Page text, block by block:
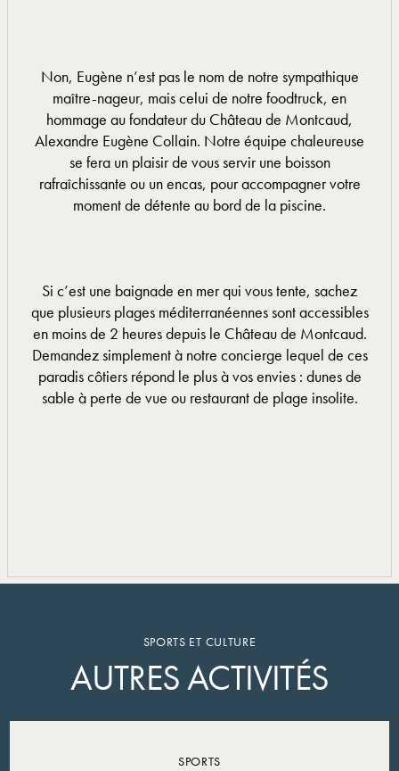
Non, Eugène n’est pas le nom de notre sympathique
maître-nageur, mais celui de notre foodtruck, en
hommage au fondateur du Château de Montcaud,
Alexandre Eugène Collain. Notre équipe chaleureuse
se fera un plaisir de vous servir une boisson
rafraîchissante ou un encas, pour accompagner votre
moment de détente au bord de la piscine.
Si c’est une baignade en mer qui vous tente, sachez
que plusieurs plages méditerranéennes sont accessibles
en moins de 2 heures depuis le Château de Montcaud.
Demandez simplement à notre concierge lequel de ces
paradis côtiers répond le plus à vos envies : dunes de
sable à perte de vue ou restaurant de plage insolite.
SPORTS ET CULTURE
AUTRES ACTIVITÉS
SPORTS